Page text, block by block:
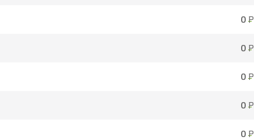
0Р
0Р
0Р
0Р
0Р